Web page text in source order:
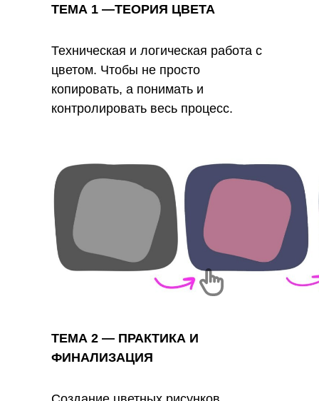
ТЕМА 1 —ТЕОРИЯ ЦВЕТА
Техническая и логическая работа с
цветом. Чтобы не просто
копировать, а понимать и
контролировать весь процесс.
ТЕМА 2 — ПРАКТИКА И
ФИНАЛИЗАЦИЯ